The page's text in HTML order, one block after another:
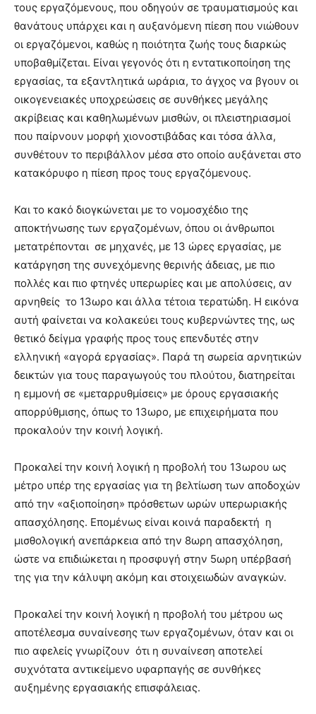
τους εργαζόμενους, που οδηγούν σε τραυματισμούς και
θανάτους υπάρχει και η αυξανόμενη πίεση που νιώθουν
οι εργαζόμενοι, καθώς η ποιότητα ζωής τους διαρκώς
υποβαθμίζεται. Είναι γεγονός ότι η εντατικοποίηση της
εργασίας, τα εξαντλητικά ωράρια, το άγχος να βγουν οι
οικογενειακές υποχρεώσεις σε συνθήκες μεγάλης
ακρίβειας και καθηλωμένων μισθών, οι πλειστηριασμοί
που παίρνουν μορφή χιονοστιβάδας και τόσα άλλα,
συνθέτουν το περιβάλλον μέσα στο οποίο αυξάνεται στο
κατακόρυφο η πίεση προς τους εργαζόμενους.
Και το κακό διογκώνεται με το νομοσχέδιο της
αποκτήνωσης των εργαζομένων, όπου οι άνθρωποι
μετατρέπονται σε μηχανές, με 13 ώρες εργασίας, με
κατάργηση της συνεχόμενης θερινής άδειας, με πιο
πολλές και πιο φτηνές υπερωρίες και με απολύσεις, αν
αρνηθείς το 13ωρο και άλλα τέτοια τερατώδη. Η εικόνα
αυτή φαίνεται να κολακεύει τους κυβερνώντες της, ως
θετικό δείγμα γραφής προς τους επενδυτές στην
ελληνική «αγορά εργασίας». Παρά τη σωρεία αρνητικών
δεικτών για τους παραγωγούς του πλούτου, διατηρείται
η εμμονή σε «μεταρρυθμίσεις» με όρους εργασιακής
απορρύθμισης, όπως το 13ωρο, με επιχειρήματα που
προκαλούν την κοινή λογική.
Προκαλεί την κοινή λογική η προβολή του 13ωρου ως
μέτρο υπέρ της εργασίας για τη βελτίωση των αποδοχών
από την «αξιοποίηση» πρόσθετων ωρών υπερωριακής
απασχόλησης. Επομένως είναι κοινά παραδεκτή η
μισθολογική ανεπάρκεια από την 8ωρη απασχόληση,
ώστε να επιδιώκεται η προσφυγή στην 5ωρη υπέρβασή
της για την κάλυψη ακόμη και στοιχειωδών αναγκών.
Προκαλεί την κοινή λογική η προβολή του μέτρου ως
αποτέλεσμα συναίνεσης των εργαζομένων, όταν και οι
πιο αφελείς γνωρίζουν ότι η συναίνεση αποτελεί
συχνότατα αντικείμενο υφαρπαγής σε συνθήκες
αυξημένης εργασιακής επισφάλειας.